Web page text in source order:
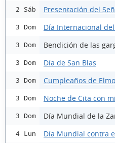
2 Sáb Presentación del
3 Dom Día Internacional
3 Dom Bendición de las
3 Dom Día de San Blas
3 Dom Cumpleaños de Elmo
3 Dom Noche de Cita con
3 Dom Día Mundial de la
4 Lun Día Mundial contra